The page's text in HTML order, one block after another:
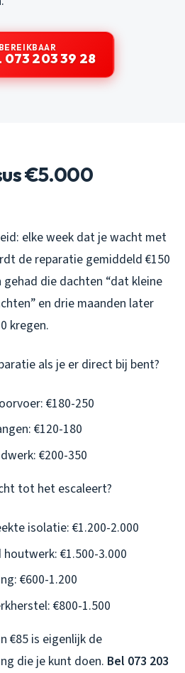
073 203 39 28
€5.000
elke week dat je wacht met
de reparatie gemiddeld €150
die dachten “dat kleine
en drie maanden later
kregen.
als je er direct bij bent?
€180-250
€120-180
€200-350
tot het escaleert?
isolatie: €1.200-2.000
€1.500-3.000
€600-1.200
€800-1.500
€85 is eigenlijk de
die je kunt doen. Bel 073 203